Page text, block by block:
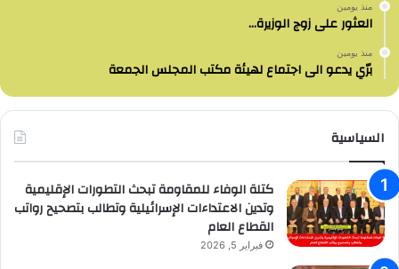
منذ يومين
العثور على زوج الوزيرة…
منذ يومين
برّي يدعو الى اجتماع لهيئة مكتب المجلس الجمعة
السياسية
كتلة الوفاء للمقاومة تبحث التطورات الإقليمية
وتدين الاعتداءات الإسرائيلية وتطالب بتصحيح رواتب
القطاع العام
فبراير 5, 2026